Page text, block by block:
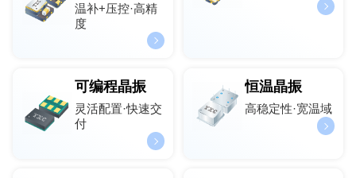
温补+压控·高精
度
可编程晶振
灵活配置·快速交
付
恒温晶振
高稳定性·宽温域